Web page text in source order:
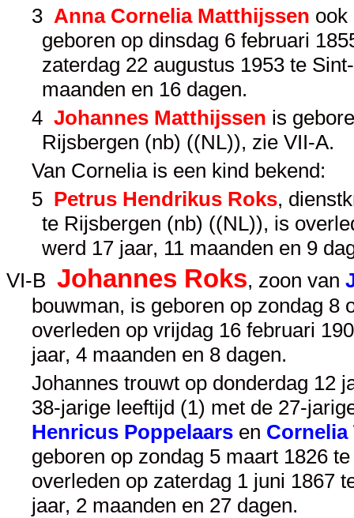
3 Anna Cornelia Matthijssen ook
geboren op dinsdag 6 februari
zaterdag 22 augustus 1953 te
maanden en 16 dagen.
4 Johannes Matthijssen is
Rijsbergen (nb) ((NL)), zie VII-A.
Van Cornelia is een kind bekend:
5 Petrus Hendrikus Roks,
te Rijsbergen (nb) ((NL)), is
werd 17 jaar, 11 maanden en 9
VI-B Johannes Roks, zoon van
bouwman, is geboren op zondag 8
overleden op vrijdag 16 februari
jaar, 4 maanden en 8 dagen.
Johannes trouwt op donderdag 12
38-jarige leeftijd (1) met de 27-
Henricus Poppelaars en Cornelia
geboren op zondag 5 maart 1826
overleden op zaterdag 1 juni 1867
jaar, 2 maanden en 27 dagen.